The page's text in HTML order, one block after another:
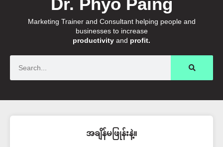
Marketing Trainer and Consultant helping people and
businesses to increase
productivity and profit.
အချိန်မဖြုန်းနဲ့။